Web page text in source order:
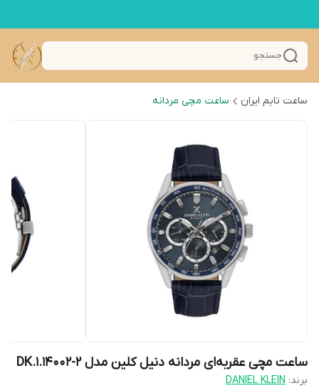
جستجو
ساعت تایم ایران ساعت مچی مردانه
ساعت مچی عقربه‌ای مردانه دنیل کلین مدل DK.1.14002-2
برند: DANIEL KLEIN